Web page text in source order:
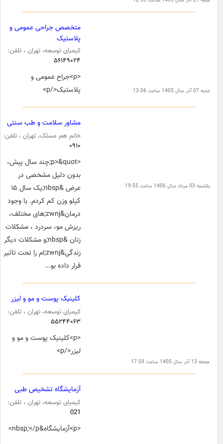
شنبه 07 آذر سال 1405 ساعت 13:06
متخصص جراحی عمومی و
پلاستیک
کیمیای توسعه، تهران ، تلفن:
۵۶۱۴۹۰۲۴
<p>جراح عمومی و
پلاستیک</p>
یکشنبه 03 مرداد سال 1406 ساعت 19:55
مشاور سلامت و طب سنتی
خانم هم مسلک، تهران ، تلفن:
۰۹۱۰
<p>&quot;چند سال پیش،
بدون دلیل مشخصی در
عرض &nbsp;یک سال ۱۵
کیلو وزن کم کردم. با وجود
درمان&zwnj;های مختلف،
ریزش مو، سردرد ، مشکلات
زنان &nbsp;و مشکلات دیگر
زندگی&zwnj;ام را تحت تاثیر
قرار داده بو...
جمعه 13 آذر سال 1405 ساعت 17:59
کلینیک پوست و مو و لیزر
کیمیای توسعه، تهران ، تلفن:
۵۵۲۴۴۰۶۳
<p>کلینیک پوست و مو و
لیزر</p>
آزمایشگاه تشخیص طبی
کیمیای توسعه، تهران ، تلفن:
021
<p>آزمایشگاه&nbsp;</p>